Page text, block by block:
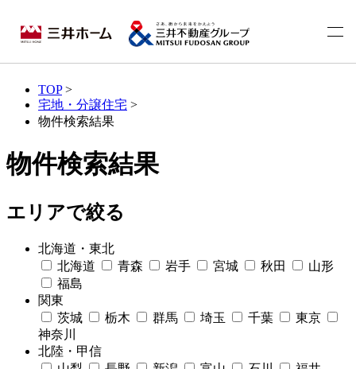
TOP>
宅地・分譲住宅 >
物件検索結果
物件検索結果
エリアで絞る
北海道・東北
北海道
青森 岩手 宮城 秋田
山形
福島
関東
茨城
栃木 群馬 埼玉 千葉
東京
神奈川
北陸・甲信